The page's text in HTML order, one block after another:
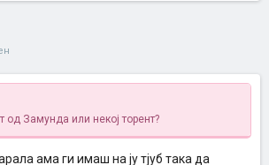
од Замунда или некој торент?
ама ги имаш на ју тјуб така да